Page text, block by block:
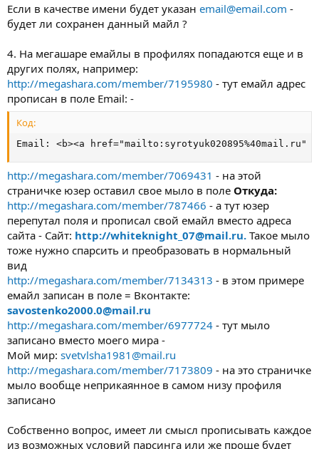
Если в качестве имени будет указан email@email.com -
будет ли сохранен данный майл ?
4. На мегашаре емайлы в профилях попадаются еще и в
других полях, например:
http://megashara.com/member/7195980 - тут емайл адрес
прописан в поле Email: -
Код:
Email: <b><a
http://megashara.com/member/7069431 - на этой
страничке юзер оставил свое мыло в поле Откуда:
http://megashara.com/member/787466 - а тут юзер
перепутал поля и прописал свой емайл вместо адреса
сайта - Сайт: http://whiteknight_07@mail.ru. Такое мыло
тоже нужно спарсить и преобразовать в нормальный
вид
http://megashara.com/member/7134313 - в этом примере
емайл записан в поле = Вконтакте:
savostenko2000.0@mail.ru
http://megashara.com/member/6977724 - тут мыло
записано вместо моего мира -
Мой мир: svetvlsha1981@mail.ru
http://megashara.com/member/7173809 - на это страничке
мыло вообще неприкаянное в самом низу профиля
записано
Собственно вопрос, имеет ли смысл прописывать каждое
из возможных условий парсинга или же проще будет